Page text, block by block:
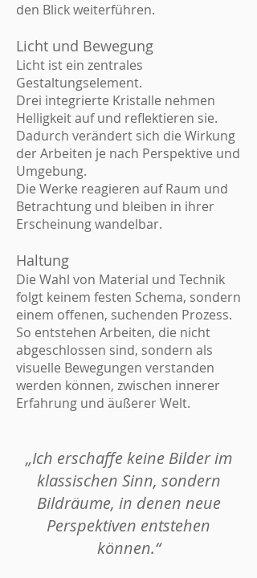
den Blick weiterführen.
Licht und Bewegung
Licht ist ein zentrales
Gestaltungselement.
Drei integrierte Kristalle nehmen
Helligkeit auf und reflektieren sie.
Dadurch verändert sich die Wirkung
der Arbeiten je nach Perspektive und
Umgebung.
Die Werke reagieren auf Raum und
Betrachtung und bleiben in ihrer
Erscheinung wandelbar.
Haltung
Die Wahl von Material und Technik
folgt keinem festen Schema, sondern
einem offenen, suchenden Prozess.
So entstehen Arbeiten, die nicht
abgeschlossen sind, sondern als
visuelle Bewegungen verstanden
werden können, zwischen innerer
Erfahrung und äußerer Welt.
„Ich erschaffe keine Bilder im
klassischen Sinn, sondern
Bildräume, in denen neue
Perspektiven entstehen
können.“